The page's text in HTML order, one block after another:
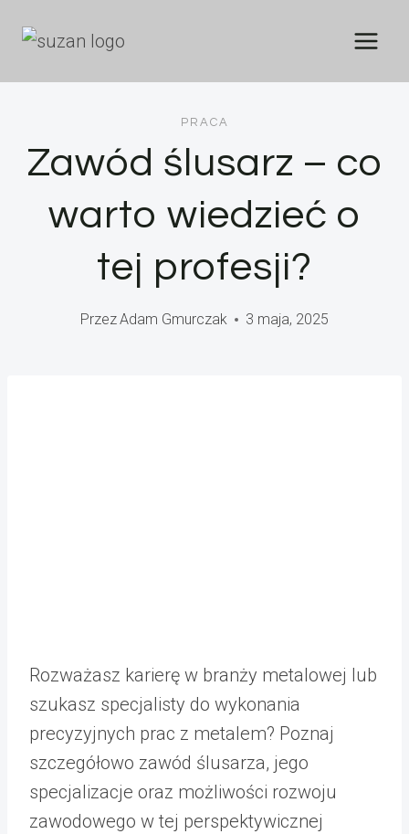
PRACA
Zawód ślusarz – co
warto wiedzieć o
tej profesji?
PrzezAdam Gmurczak 3 maja, 2025
Rozważasz karierę w branży metalowej lub
szukasz specjalisty do wykonania
precyzyjnych prac z metalem? Poznaj
szczegółowo zawód ślusarza, jego
specjalizacje oraz możliwości rozwoju
zawodowego w tej perspektywicznej